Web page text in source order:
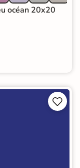
océan 20x20

